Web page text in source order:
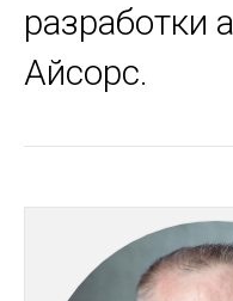
разработки
Айсорс.